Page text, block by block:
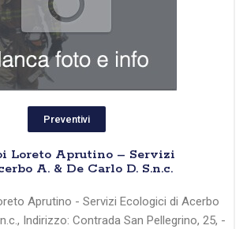
Preventivi
Loreto Aprutino – Servizi
A. & De Carlo D. S.n.c.
Aprutino - Servizi Ecologici di Acerbo
Indirizzo: Contrada San Pellegrino, 25, -